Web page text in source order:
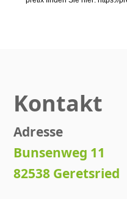
Kontakt
Adresse
Bunsenweg 11
82538 Geretsried